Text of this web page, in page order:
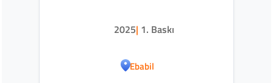
2025| 1. Baskı
Ebabil